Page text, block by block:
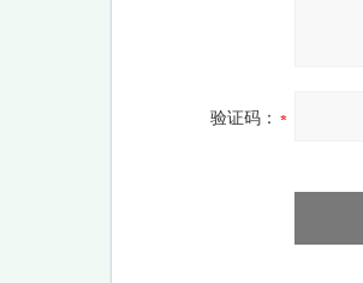
验证码：